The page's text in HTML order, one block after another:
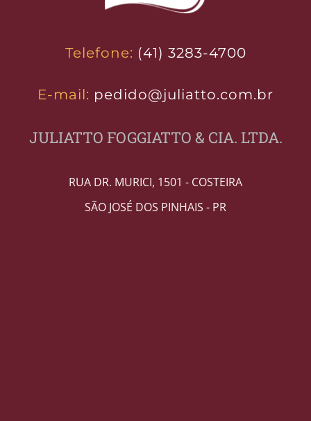
Telefone: (41) 3283-4700
E-mail: pedido@juliatto.com.br
JULIATTO FOGGIATTO & CIA. LTDA.
RUA DR. MURICI, 1501 - COSTEIRA
SÃO JOSÉ DOS PINHAIS - PR